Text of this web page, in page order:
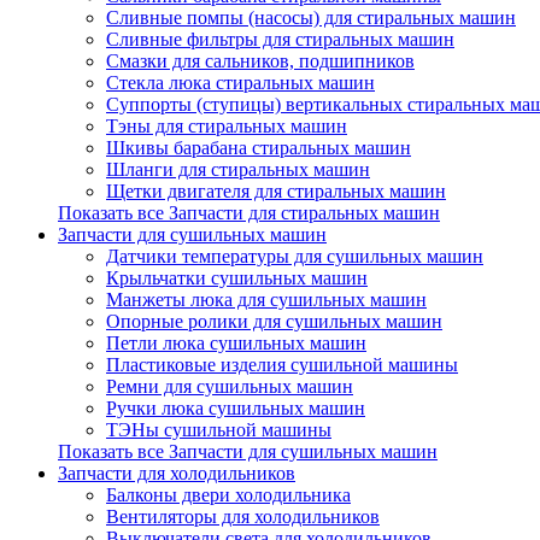
Сливные помпы (насосы) для стиральных машин
Сливные фильтры для стиральных машин
Смазки для сальников, подшипников
Стекла люка стиральных машин
Суппорты (ступицы) вертикальных стиральных
Тэны для стиральных машин
Шкивы барабана стиральных машин
Шланги для стиральных машин
Щетки двигателя для стиральных машин
Показать все Запчасти для стиральных машин
Запчасти для сушильных машин
Датчики температуры для сушильных машин
Крыльчатки сушильных машин
Манжеты люка для сушильных машин
Опорные ролики для сушильных машин
Петли люка сушильных машин
Пластиковые изделия сушильной машины
Ремни для сушильных машин
Ручки люка сушильных машин
ТЭНы сушильной машины
Показать все Запчасти для сушильных машин
Запчасти для холодильников
Балконы двери холодильника
Вентиляторы для холодильников